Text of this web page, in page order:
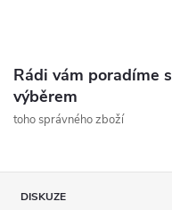
Rádi vám poradíme s
výběrem
toho správného zboží
DISKUZE